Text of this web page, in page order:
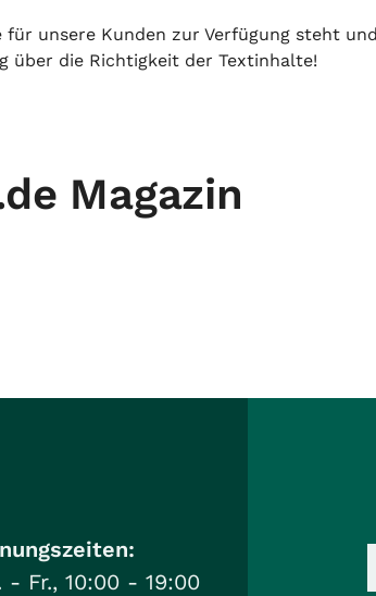
unsere Kunden zur Verfügung steht
über die Richtigkeit der Textinhalte!
Magazin
- Fr., 10:00 - 19:00